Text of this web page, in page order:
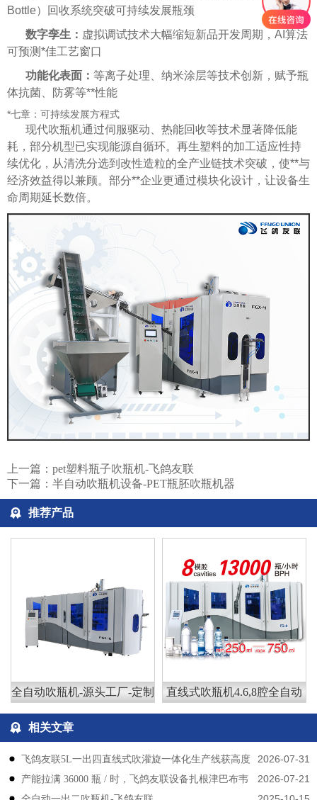
Bottle）回收系统突破可持续发展瓶颈
数字孪生： 虚拟调试技术大幅缩短新品开发周期，AI算法
可预测*佳工艺窗口
功能化表面： 等离子处理、纳米涂层等技术创新，赋予瓶
体抗菌、防雾等**性能
*七章：可持续发展方程式
现代吹瓶机通过伺服驱动、热能回收等技术显著降低能
耗，部分机型已实现能源自循环。再生塑料的加工适应性持
续优化，从清洗分选到改性造粒的全产业链技术突破，使**与
经济效益得以兼顾。部分**企业更通过模块化设计，让设备生
命周期延长数倍。
上一篇： pet塑料瓶子吹瓶机-飞鸽友联
下一篇： 半自动吹瓶机设备-PET瓶胚吹瓶机器
推荐产品
全自动吹瓶机-源头工厂-定制 直线式吹瓶机4.6,8腔全自动
相关文章
2026-07-31
飞鸽友联5L一出四直线式吹灌旋一体化生产线获高度
认可
2026-07-21
产能拉满 36000 瓶 / 时，飞鸽友联设备扎根津巴布韦